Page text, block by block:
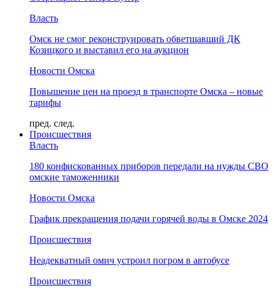
Власть
Омск не смог реконструировать обветшавший ДК
Козицкого и выставил его на аукцион
Новости Омска
Повышение цен на проезд в транспорте Омска – новые
тарифы
пред. след.
Происшествия
Власть
180 конфискованных приборов передали на нужды СВО
омские таможенники
Новости Омска
График прекращения подачи горячей воды в Омске 2024
Происшествия
Неадекватный омич устроил погром в автобусе
Происшествия